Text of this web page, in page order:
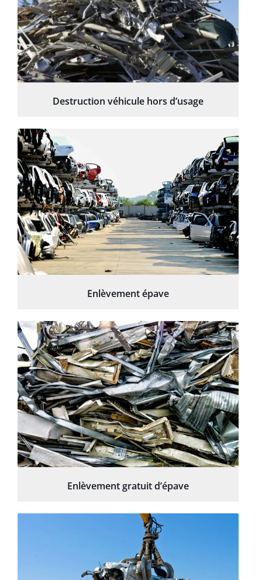
Destruction véhicule hors d’usage
Enlèvement épave
Enlèvement gratuit d’épave